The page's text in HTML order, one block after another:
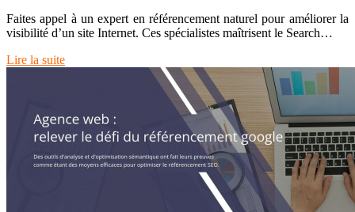
Faites appel à un expert en référencement naturel pour améliorer la
visibilité d’un site Internet. Ces spécialistes maîtrisent le Search…
Lire la suite